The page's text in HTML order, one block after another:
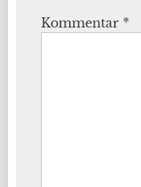
Kommentar *